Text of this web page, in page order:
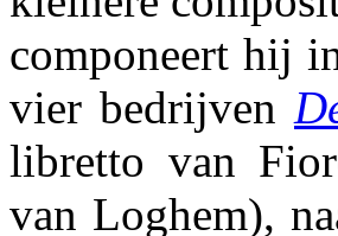
componeert hij
vier bedrijven
libretto van
van Loghem),